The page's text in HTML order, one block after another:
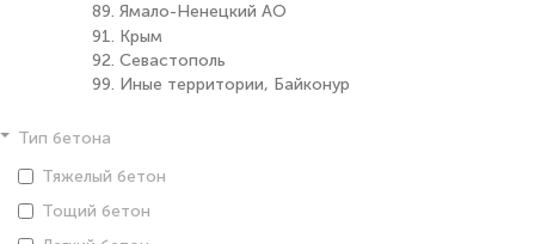
89. Ямало-Ненецкий АО
91. Крым
92. Севастополь
99. Иные территории, Байконур
Тип бетона
Тяжелый бетон
Тощий бетон